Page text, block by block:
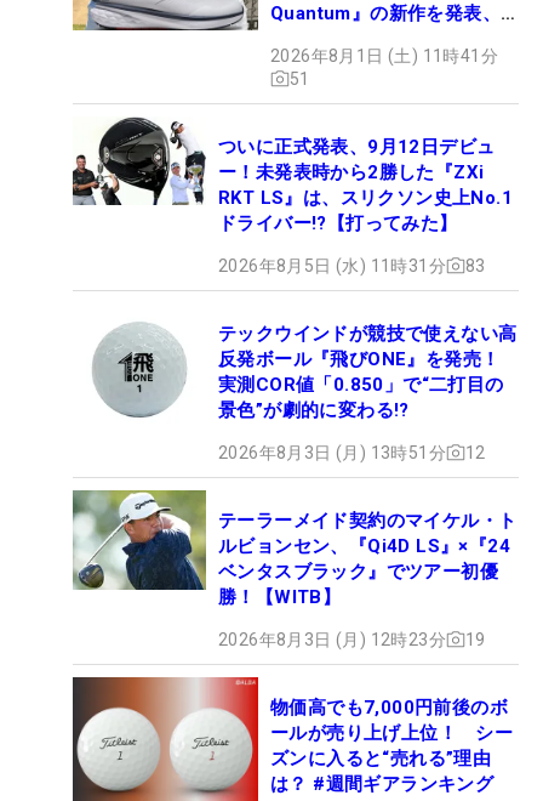
Quantum』の新作を発表、8
2026年8月1日 (土) 11時41分
51
ついに正式発表、9月12日デビュ
ー！未発表時から2勝した『ZXi
RKT LS』は、スリクソン史上No.1
ドライバー!?【打ってみた】
2026年8月5日 (水) 11時31分 83
テックウインドが競技で使えない高
反発ボール『飛びONE』を発売！
実測COR値「0.850」で“二打目の
景色”が劇的に変わる!?
2026年8月3日 (月) 13時51分 12
テーラーメイド契約のマイケル・ト
ルビョンセン、『Qi4D LS』×『24
ベンタスブラック』でツアー初優
勝！【WITB】
2026年8月3日 (月) 12時23分 19
物価高でも7,000円前後のボ
ールが売り上げ上位！ シー
ズンに入ると“売れる”理由
は？ #週間ギアランキング